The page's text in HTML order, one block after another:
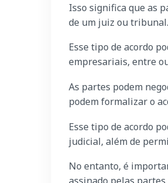
Isso significa que as
de um juiz ou tribunal.
Esse tipo de acordo
empresariais, entre
As partes podem
podem formalizar o
Esse tipo de acordo
judicial, além de
No entanto, é